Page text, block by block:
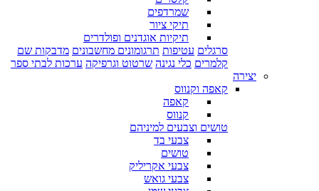
שמרדפים
תיקי ציור
תיקיות אוגדנים ופולדרים
סרגלים עטיפות תרגומונים מחשבונים מדבקות שם
קלמרים כלי נגינה שרטוט וגרפיקה ערכות לבתי ספר
יצירה
קאפה וקנווס
קאפה
קנווס
טושים וצבעים למיניהם
צבעי בד
טושים
צבעי אקריליק
צבעי גואש